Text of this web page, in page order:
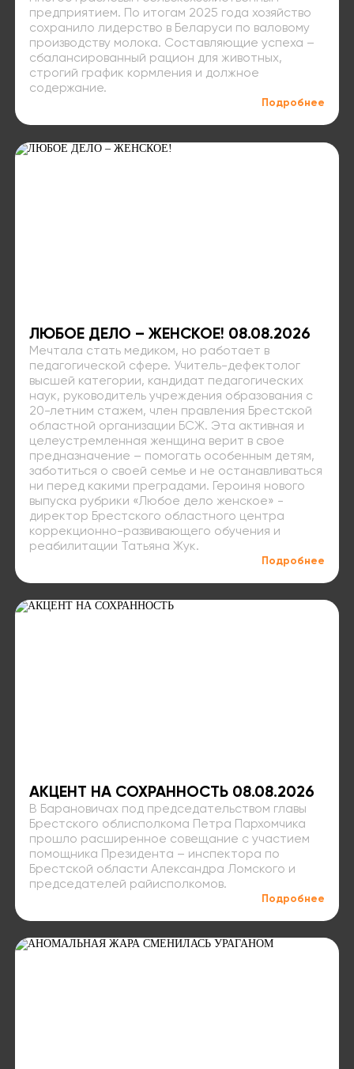
предприятием. По итогам 2025 года хозяйство
сохранило лидерство в Беларуси по валовому
производству молока. Составляющие успеха –
сбалансированный рацион для животных,
строгий график кормления и должное
содержание.
Подробнее
ЛЮБОЕ ДЕЛО – ЖЕНСКОЕ! 08.08.2026
Мечтала стать медиком, но работает в
педагогической сфере. Учитель-дефектолог
высшей категории, кандидат педагогических
наук, руководитель учреждения образования с
20-летним стажем, член правления Брестской
областной организации БСЖ. Эта активная и
целеустремленная женщина верит в свое
предназначение – помогать особенным детям,
заботиться о своей семье и не останавливаться
ни перед какими преградами. Героиня нового
выпуска рубрики «Любое дело женское» -
директор Брестского областного центра
коррекционно-развивающего обучения и
реабилитации Татьяна Жук.
Подробнее
АКЦЕНТ НА СОХРАННОСТЬ 08.08.2026
В Барановичах под председательством главы
Брестского облисполкома Петра Пархомчика
прошло расширенное совещание с участием
помощника Президента – инспектора по
Брестской области Александра Ломского и
председателей райисполкомов.
Подробнее